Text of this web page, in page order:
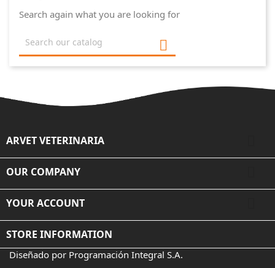
Search again what you are looking for

ARVET VETERINARIA
OUR COMPANY
YOUR ACCOUNT
STORE INFORMATION
Diseñado por Programación Integral S.A.